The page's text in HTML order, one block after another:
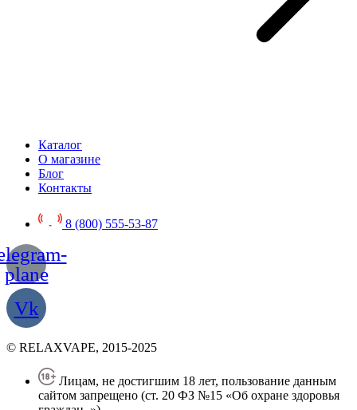
Каталог
О магазине
Блог
Контакты
8 (800) 555-53-87
plane
Vk
© RELAXVAPE, 2015-2025
Лицам, не достигшим 18 лет, пользование данным
сайтом запрещено (ст. 20 ФЗ №15 «Об охране здоровья